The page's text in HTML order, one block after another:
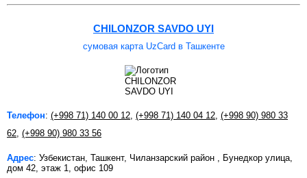
CHILONZOR SAVDO UYI
сумовая карта UzCard в Ташкенте
Телефон: (+998 71) 140 00 12, (+998 71) 140 04 12, (+998 90) 980 33
62, (+998 90) 980 33 56
Адрес: Узбекистан, Ташкент, Чиланзарский район , Бунедкор улица,
дом 42, этаж 1, офис 109